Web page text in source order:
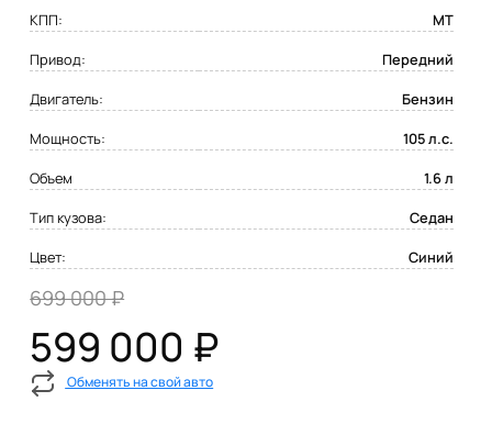
КПП:
MT
Привод:
Передний
Двигатель:
Бензин
Мощность:
105 л.с.
Объем
1.6 л
Тип кузова:
Седан
Цвет:
Синий
699 000 ₽
599 000 ₽
Обменять на свой авто